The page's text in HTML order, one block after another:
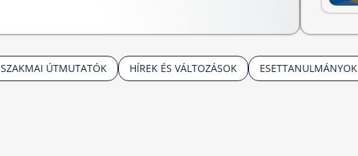
SZAKMAI ÚTMUTATÓK HÍREK ÉS VÁLTOZÁSOK ESETTANULMÁNYOK